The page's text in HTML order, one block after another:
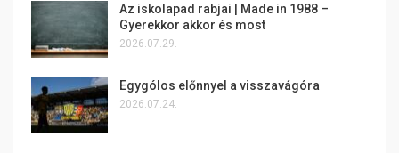
Az iskolapad rabjai | Made in 1988 –
Gyerekkor akkor és most
2026.07.29.
Egygólos előnnyel a visszavágóra
2026.07.24.